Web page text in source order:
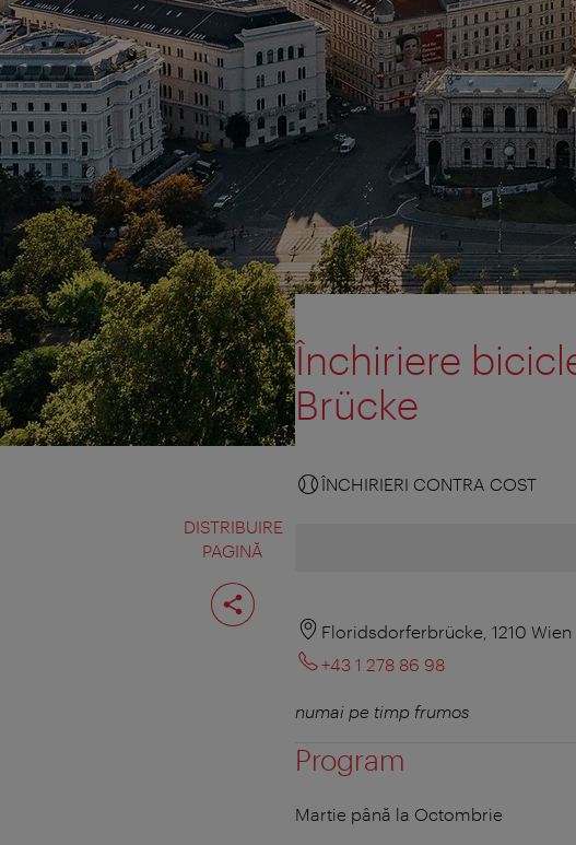
DISTRIBUIRE
PAGINĂ
Distribuiţi
pagina
Închiriere
Brücke
ÎNCHIRIERI CONTRA COST
Floridsdorferbrücke, 1210 Wien
+43 1 278 86 98
numai pe timp frumos
Program
Martie până la Octombrie